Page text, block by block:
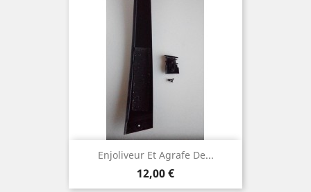
Enjoliveur Et Agrafe De...
Prix
12,00 €